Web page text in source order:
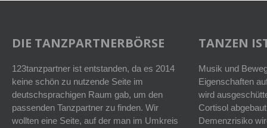
DIE TANZPARTNERBÖRSE
123tanzpartner ist entstanden, da es 2014
keine schön zu nutzende Seite im
deutschsprachigen Raum gab, um den
passenden Tanzpartner zu finden. Wir
wollten eine Seite, auf der man im Umkreis
TANZEN
Musik und
Eigenschaften
wird
Cortisol
Demenzrisiko